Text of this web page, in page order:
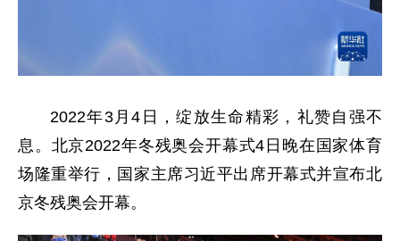
2022年3月4日，绽放生命精彩，礼赞自强不
息。北京2022年冬残奥会开幕式4日晚在国家体育
场隆重举行，国家主席习近平出席开幕式并宣布北
京冬残奥会开幕。